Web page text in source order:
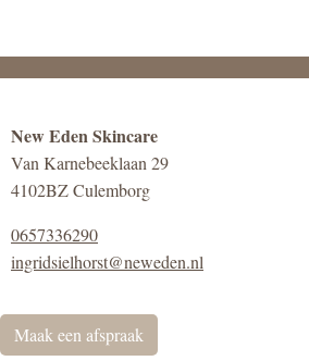
New Eden Skincare
Van Karnebeeklaan 29
4102BZ Culemborg
0657336290
ingridsielhorst@neweden.nl
Maak een afspraak